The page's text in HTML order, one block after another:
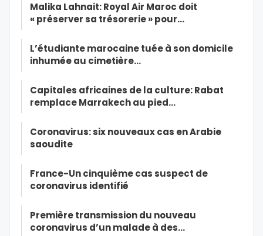
Malika Lahnait: Royal Air Maroc doit
« préserver sa trésorerie » pour…
L’étudiante marocaine tuée à son domicile
inhumée au cimetière…
Capitales africaines de la culture: Rabat
remplace Marrakech au pied…
Coronavirus: six nouveaux cas en Arabie
saoudite
France-Un cinquième cas suspect de
coronavirus identifié
Première transmission du nouveau
coronavirus d’un malade à des…